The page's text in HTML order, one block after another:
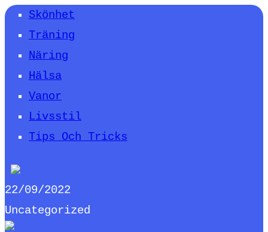
Skönhet
Träning
Näring
Hälsa
Vanor
Livsstil
Tips Och Tricks
22/09/2022
Uncategorized